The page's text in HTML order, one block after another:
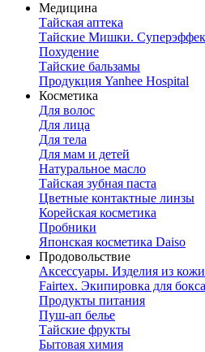
Медицина
Тайская аптека
Тайские Мишки.
Похудение
Тайские бальзамы
Продукция Yanhee Hospital
Косметика
Для волос
Для лица
Для тела
Для мам и детей
Натуральное масло
Тайская зубная паста
Цветные контактные линзы
Корейская косметика
Пробники
Японская косметика Daiso
Продовольствие
Аксессуары. Изделия из кожи
Fairtex. Экипировка для бокса
Продукты питания
Пуш-ап белье
Тайские фрукты
Бытовая химия